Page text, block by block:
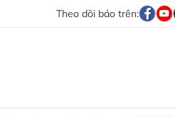
Theo dõi báo trên: